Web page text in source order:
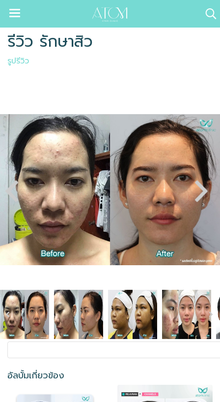
รีวิว รักษาสิว
รูปรีวิว
อัลบั้มเกี่ยวข้อง